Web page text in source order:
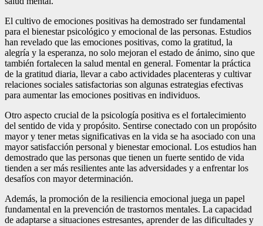
El cultivo de emociones positivas ha demostrado ser fundamental
para el bienestar psicológico y emocional de las personas. Estudios
han revelado que las emociones positivas, como la gratitud, la
alegría y la esperanza, no solo mejoran el estado de ánimo, sino que
también fortalecen la salud mental en general. Fomentar la práctica
de la gratitud diaria, llevar a cabo actividades placenteras y cultivar
relaciones sociales satisfactorias son algunas estrategias efectivas
para aumentar las emociones positivas en individuos.
Otro aspecto crucial de la psicología positiva es el fortalecimiento
del sentido de vida y propósito. Sentirse conectado con un propósito
mayor y tener metas significativas en la vida se ha asociado con una
mayor satisfacción personal y bienestar emocional. Los estudios han
demostrado que las personas que tienen un fuerte sentido de vida
tienden a ser más resilientes ante las adversidades y a enfrentar los
desafíos con mayor determinación.
Además, la promoción de la resiliencia emocional juega un papel
fundamental en la prevención de trastornos mentales. La capacidad
de adaptarse a situaciones estresantes, aprender de las dificultades y